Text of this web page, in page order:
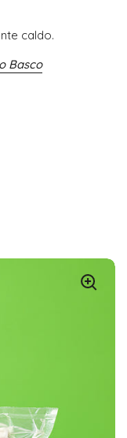
caldo.
Basco